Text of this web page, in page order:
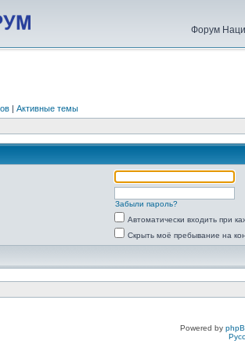
Форум
| Активные темы
Забыли пароль?
Автоматически входить при
Скрыть моё пребывание на
Powered by